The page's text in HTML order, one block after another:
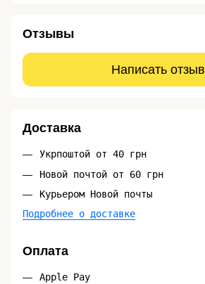
Отзывы
Написать отзыв
Доставка
Укрпоштой от 40 грн
Новой почтой от 60 грн
Курьером Новой почты
Подробнее о доставке
Оплата
Apple Pay